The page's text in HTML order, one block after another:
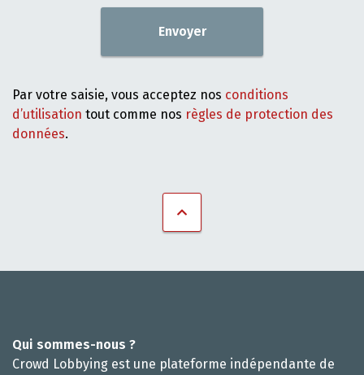
Envoyer
Par votre saisie, vous acceptez nos conditions
d’utilisation tout comme nos règles de protection des
données.
Qui sommes-nous ?
Crowd Lobbying est une plateforme indépendante de